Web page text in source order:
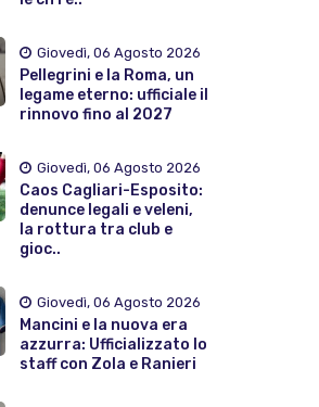
Giovedì, 06 Agosto 2026
Pellegrini e la Roma, un
legame eterno: ufficiale il
rinnovo fino al 2027
Giovedì, 06 Agosto 2026
Caos Cagliari-Esposito:
denunce legali e veleni,
la rottura tra club e
gioc..
Giovedì, 06 Agosto 2026
Mancini e la nuova era
azzurra: Ufficializzato lo
staff con Zola e Ranieri